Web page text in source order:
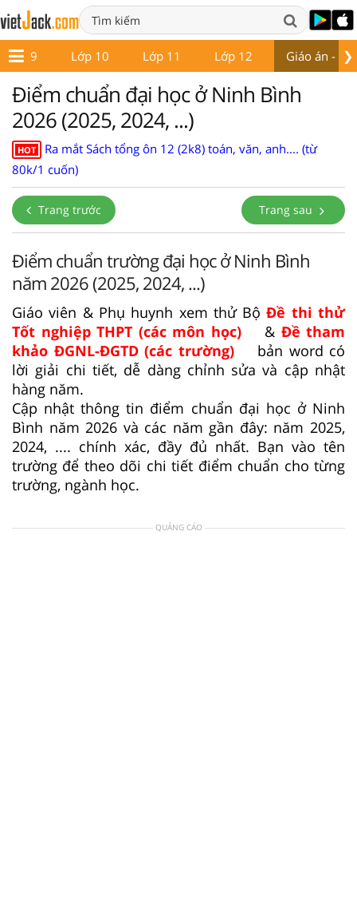
❯
Lớp 9 Lớp 10 Lớp 11 Lớp 12 Giáo án -
Điểm chuẩn đại học ở Ninh Bình
2026 (2025, 2024, ...)
HOT
Ra mắt Sách tổng ôn 12 (2k8) toán, văn, anh.... (từ
80k/1 cuốn)
Trang trước Trang sau
Điểm chuẩn trường đại học ở Ninh Bình
năm 2026 (2025, 2024, ...)
Giáo viên & Phụ huynh xem thử BộĐề thi thử
Tốt nghiệp THPT (các môn học)
& Đề tham
khảo ĐGNL-ĐGTD (các trường)
bản word có
lời giải chi tiết, dễ dàng chỉnh sửa và cập nhật
hàng năm.
Cập nhật thông tin điểm chuẩn đại học ở Ninh
Bình năm 2026 và các năm gần đây: năm 2025,
2024, .... chính xác, đầy đủ nhất. Bạn vào tên
trường để theo dõi chi tiết điểm chuẩn cho từng
trường, ngành học.
QUẢNG CÁO